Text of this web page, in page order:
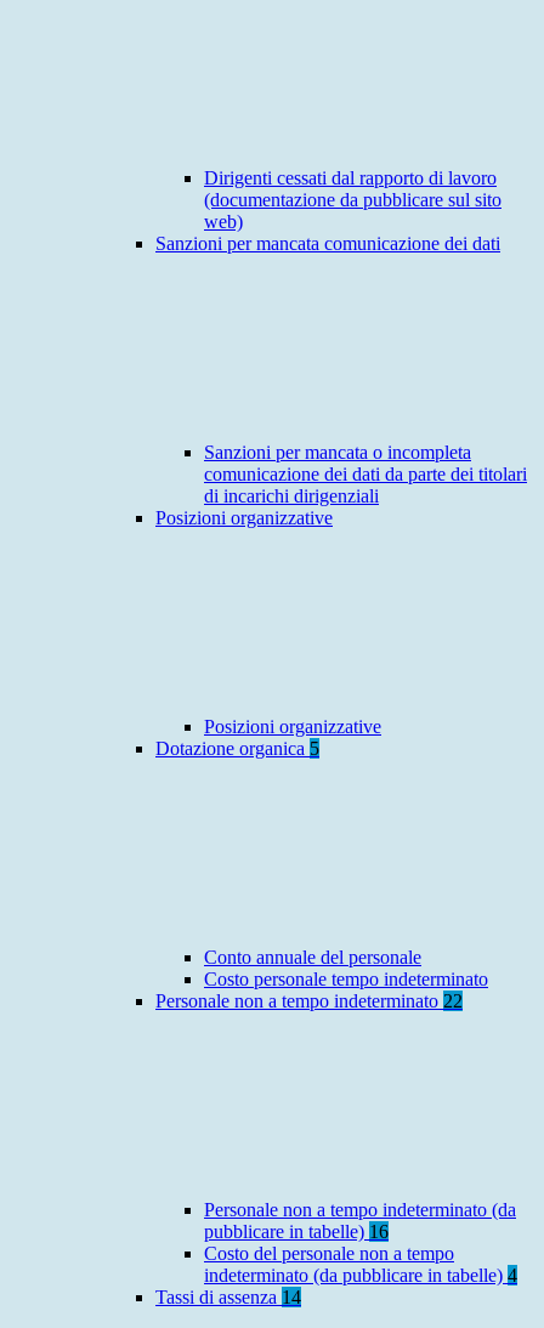
Dirigenti cessati dal rapporto di lavoro
(documentazione da pubblicare sul sito
web)
Sanzioni per mancata comunicazione dei dati
Sanzioni per mancata o incompleta
comunicazione dei dati da parte dei titolari
di incarichi dirigenziali
Posizioni organizzative
Posizioni organizzative
Dotazione organica 5
Conto annuale del personale
Costo personale tempo indeterminato
Personale non a tempo indeterminato 22
Personale non a tempo indeterminato (da
pubblicare in tabelle) 16
Costo del personale non a tempo
indeterminato (da pubblicare in tabelle) 4
Tassi di assenza 14